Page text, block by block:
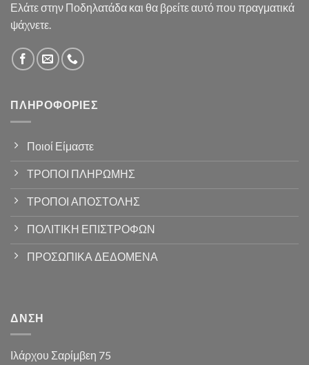
Ελάτε στην Ποδηλατάδα και θα βρείτε αυτό που πραγματικά
ψάχνετε.
ΠΛΗΡΟΦΟΡΊΕΣ
Ποιοί Είμαστε
ΤΡΟΠΟΙ ΠΛΗΡΩΜΗΣ
ΤΡΟΠΟΙ ΑΠΟΣΤΟΛΗΣ
ΠΟΛΙΤΙΚΗ ΕΠΙΣΤΡΟΦΩΝ
ΠΡΟΣΩΠΙΚΑ ΔΕΔΟΜΕΝΑ
ΔΝΣΗ
Ιλάρχου Σαρίμβεη 75